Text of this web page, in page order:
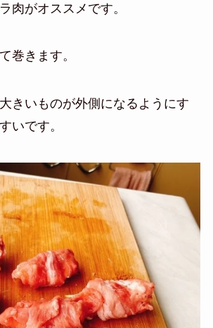
肉がオススメです。
巻きます。
きいものが外側になるようにす
いです。